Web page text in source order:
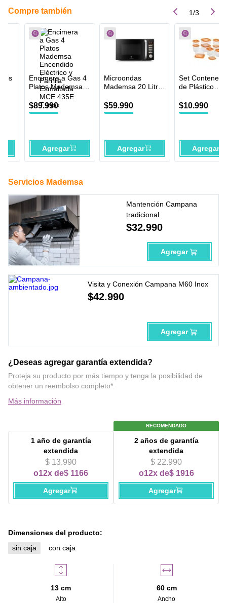
Compre también 1/3
Encimera a Gas 4
Platos Mademsa
Encendido
Eléctrico y Parrilla
Esmaltada MCE
$89.990
Agregar
Microondas
Mademsa 20 Litros
Descongelamiento
Inteligente
$59.990
Agregar
Set
de Plástico
Unidades
$10.990
Agregar
Servicios Mademsa
Mantención Campana
tradicional
$32.990
Agregar
Visita y Conexión Campana M60 Inox
$42.990
Agregar
¿Deseas agregar garantía extendida?
Proteja su producto por más tiempo y tenga la posibilidad de
obtener un reembolso completo*.
Más información
1 año de garantía
extendida
$ 13.990
o12x de$ 1166
Agregar
RECOMENDADO
2 años de garantía
extendida
$ 22.990
o12x de$ 1916
Agregar
Dimensiones del producto:
sin caja
con caja
13 cm
Alto
60 cm
Ancho